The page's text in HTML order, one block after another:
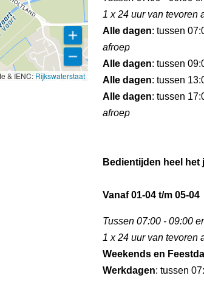
& IENC: Rijkswaterstaat
1 x 24 uur van tevoren
Alle dagen: tussen
afroep
Alle dagen: tussen
Alle dagen: tussen
Alle dagen: tussen
afroep
Bedientijden heel het
Vanaf 01-04 t/m 05-04
Tussen 07:00 - 09:00
1 x 24 uur van tevoren
Weekends en
Werkdagen: tussen